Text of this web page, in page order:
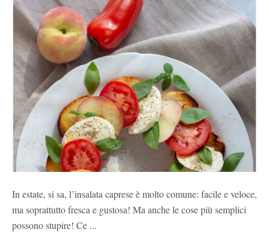
In estate, si sa, l’insalata caprese è molto comune: facile e veloce,
ma soprattutto fresca e gustosa! Ma anche le cose più semplici
possono stupire! Ce ...